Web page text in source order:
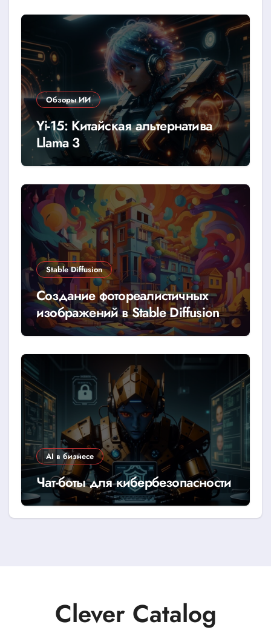
Обзоры ИИ
Yi-15: Китайская альтернатива
Llama 3
Stable Diffusion
Создание фотореалистичных
изображений в Stable Diffusion
AI в бизнесе
Чат-боты для кибербезопасности
Clever Catalog